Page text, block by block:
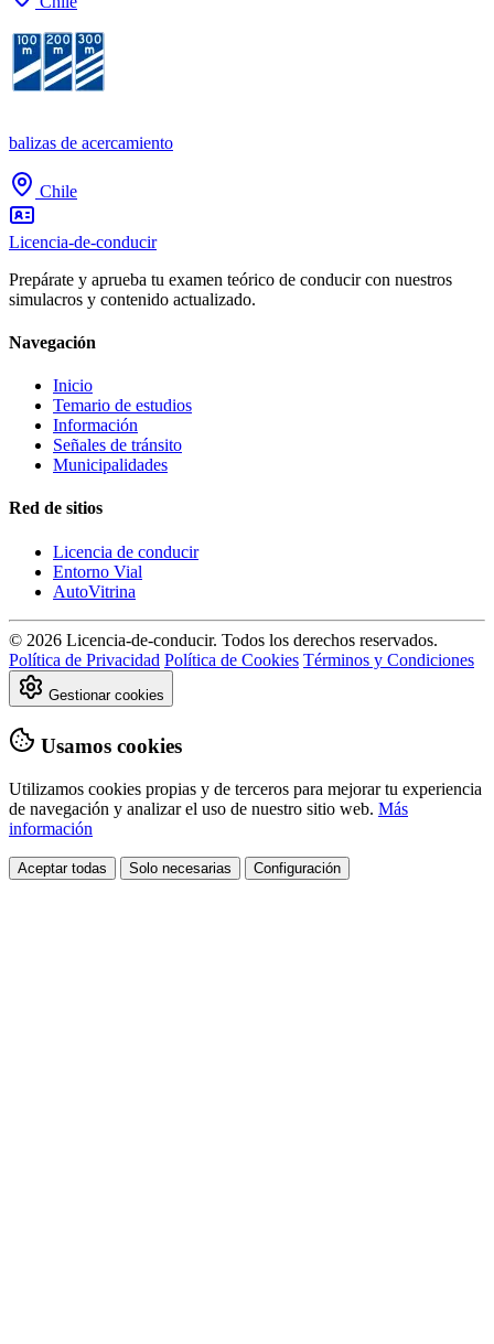
balizas de acercamiento
Chile
Licencia-de-conducir
Prepárate y aprueba tu examen teórico de conducir con nuestros
simulacros y contenido actualizado.
Navegación
Inicio
Temario de estudios
Información
Señales de tránsito
Municipalidades
Red de sitios
Licencia de conducir
Entorno Vial
AutoVitrina
© 2026 Licencia-de-conducir. Todos los derechos reservados.
Política de Privacidad Política de Cookies Términos y Condiciones
Gestionar cookies
Usamos cookies
Utilizamos cookies propias y de terceros para mejorar tu experiencia
de navegación y analizar el uso de nuestro sitio web. Más
información
Aceptar todas Solo necesarias Configuración